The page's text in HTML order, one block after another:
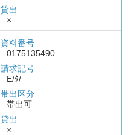
貸出
×
資料番号
0175135490
請求記号
E/ﾀ/
帯出区分
帯出可
貸出
×